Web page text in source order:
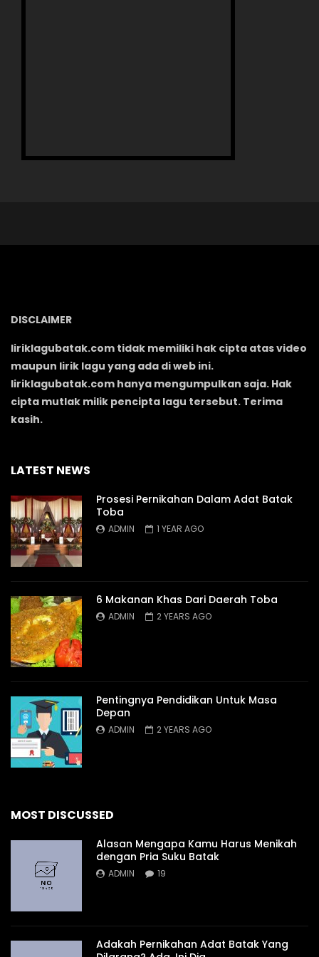
DISCLAIMER
liriklagubatak.com tidak memiliki hak cipta atas video
maupun lirik lagu yang ada di web ini.
liriklagubatak.com hanya mengumpulkan saja. Hak
cipta mutlak milik pencipta lagu tersebut. Terima
kasih.
LATEST NEWS
Prosesi Pernikahan Dalam Adat Batak
Toba
ADMIN 1 YEAR AGO
6 Makanan Khas Dari Daerah Toba
ADMIN 2 YEARS AGO
Pentingnya Pendidikan Untuk Masa
Depan
ADMIN 2 YEARS AGO
MOST DISCUSSED
Alasan Mengapa Kamu Harus Menikah
dengan Pria Suku Batak
ADMIN 19
Adakah Pernikahan Adat Batak Yang